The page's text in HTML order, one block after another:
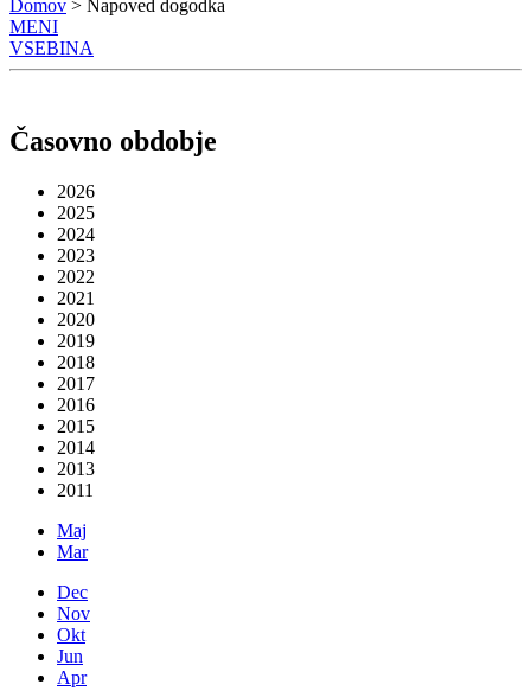
Domov > Napoved dogodka
MENI
VSEBINA
Časovno obdobje
2026
2025
2024
2023
2022
2021
2020
2019
2018
2017
2016
2015
2014
2013
2011
Maj
Mar
Dec
Nov
Okt
Jun
Apr